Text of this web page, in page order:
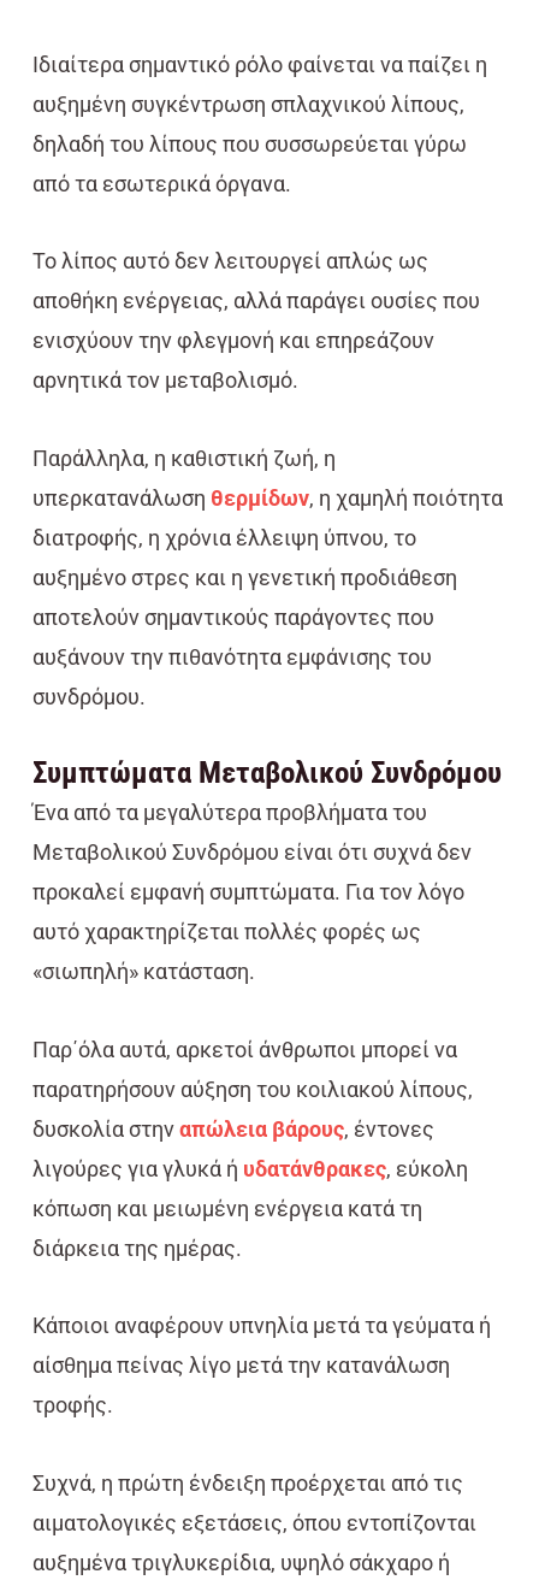
Ιδιαίτερα σημαντικό ρόλο φαίνεται να παίζει η
αυξημένη συγκέντρωση σπλαχνικού λίπους,
δηλαδή του λίπους που συσσωρεύεται γύρω
από τα εσωτερικά όργανα.
Το λίπος αυτό δεν λειτουργεί απλώς ως
αποθήκη ενέργειας, αλλά παράγει ουσίες που
ενισχύουν την φλεγμονή και επηρεάζουν
αρνητικά τον μεταβολισμό.
Παράλληλα, η καθιστική ζωή, η
υπερκατανάλωση θερμίδων, η χαμηλή ποιότητα
διατροφής, η χρόνια έλλειψη ύπνου, το
αυξημένο στρες και η γενετική προδιάθεση
αποτελούν σημαντικούς παράγοντες που
αυξάνουν την πιθανότητα εμφάνισης του
συνδρόμου.
Συμπτώματα Μεταβολικού Συνδρόμου
Ένα από τα μεγαλύτερα προβλήματα του
Μεταβολικού Συνδρόμου είναι ότι συχνά δεν
προκαλεί εμφανή συμπτώματα. Για τον λόγο
αυτό χαρακτηρίζεται πολλές φορές ως
«σιωπηλή» κατάσταση.
Παρ΄όλα αυτά, αρκετοί άνθρωποι μπορεί να
παρατηρήσουν αύξηση του κοιλιακού λίπους,
δυσκολία στηναπώλεια βάρους, έντονες
λιγούρες για γλυκά ή υδατάνθρακες, εύκολη
κόπωση και μειωμένη ενέργεια κατά τη
διάρκεια της ημέρας.
Κάποιοι αναφέρουν υπνηλία μετά τα γεύματα ή
αίσθημα πείνας λίγο μετά την κατανάλωση
τροφής.
Συχνά, η πρώτη ένδειξη προέρχεται από τις
αιματολογικές εξετάσεις, όπου εντοπίζονται
αυξημένα τριγλυκερίδια, υψηλό σάκχαρο ή